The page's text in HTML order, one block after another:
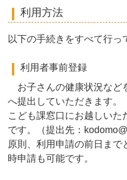
利用方法
以下の手続きをすべて行っ
利用者事前登録
お子さんの健康状況など
へ提出していただきます。
こども課窓口にお越しい
です。（提出先：
原則、利用申請の前日まで
時申請も可能です。